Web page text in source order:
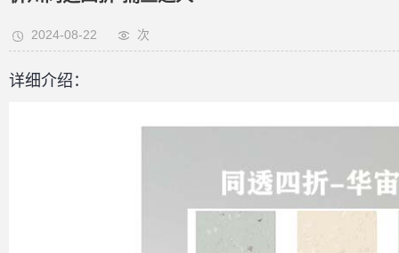
2024-08-22 次
详细介绍：